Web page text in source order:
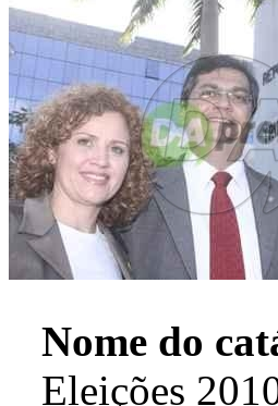
Nome do
Eleições